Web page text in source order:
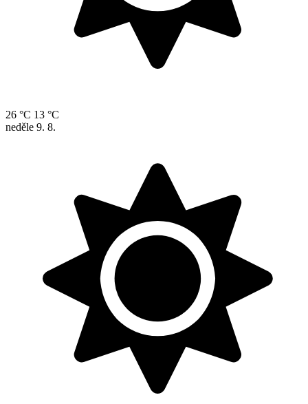
26 °C 13 °C
neděle 9. 8.